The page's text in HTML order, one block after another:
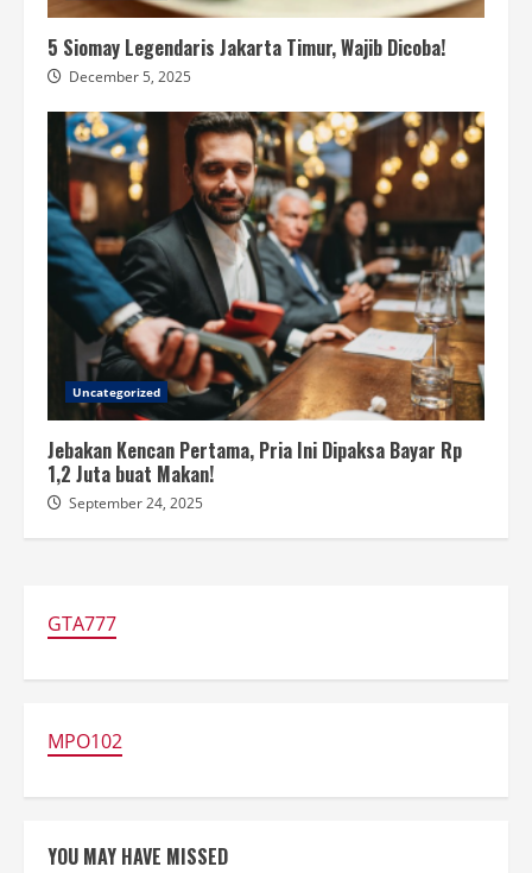
5 Siomay Legendaris Jakarta Timur, Wajib Dicoba!
December 5, 2025
Uncategorized
Jebakan Kencan Pertama, Pria Ini Dipaksa Bayar Rp
1,2 Juta buat Makan!
September 24, 2025
GTA777
MPO102
YOU MAY HAVE MISSED